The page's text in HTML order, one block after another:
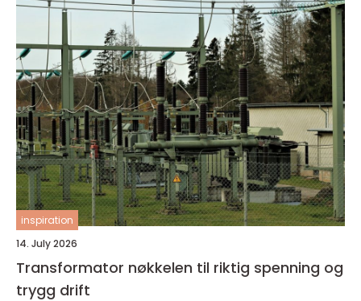
inspiration
14. July 2026
Transformator nøkkelen til riktig spenning og
trygg drift